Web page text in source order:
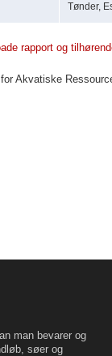
Tønder,
rapport og
Akvatiske
man bevarer og
søer og